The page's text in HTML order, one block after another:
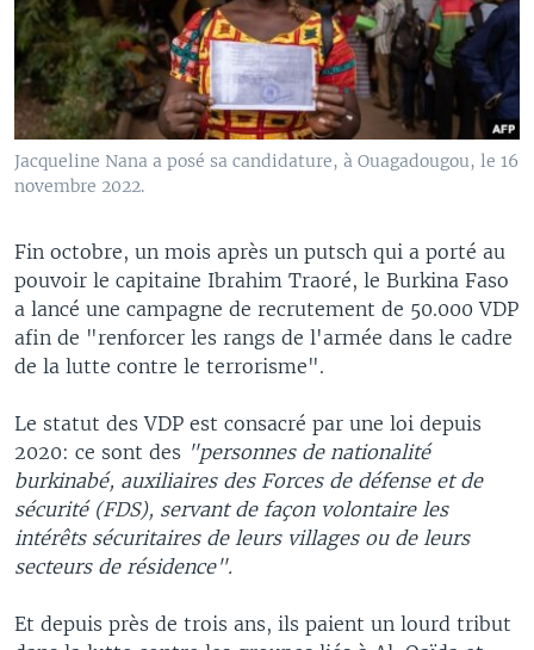
Jacqueline Nana a posé sa candidature, à Ouagadougou, le 16
novembre 2022.
Fin octobre, un mois après un putsch qui a porté au
pouvoir le capitaine Ibrahim Traoré, le Burkina Faso
a lancé une campagne de recrutement de 50.000 VDP
afin de "renforcer les rangs de l'armée dans le cadre
de la lutte contre le terrorisme".
Le statut des VDP est consacré par une loi depuis
2020: ce sont des "personnes de nationalité
burkinabé, auxiliaires des Forces de défense et de
sécurité (FDS), servant de façon volontaire les
intérêts sécuritaires de leurs villages ou de leurs
secteurs de résidence".
Et depuis près de trois ans, ils paient un lourd tribut